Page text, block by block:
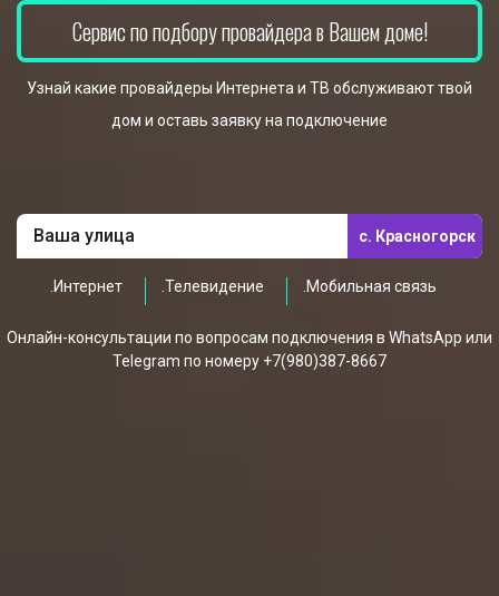
Сервис по подбору провайдера в Вашем доме!
Узнай какие провайдеры Интернета и ТВ обслуживают твой
дом и оставь заявку на подключение
с. Красногорск
.Интернет .Телевидение .Мобильная связь
Онлайн-консультации по вопросам подключения в WhatsApp или
Telegram по номеру +7(980)387-8667